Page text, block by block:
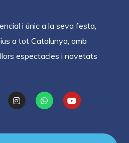
i únic a la seva festa,
a tot Catalunya, amb
espectacles i novetats